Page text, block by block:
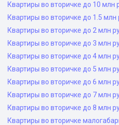
Квартиры во вторичке до 10 млн
Квартиры во вторичке до 1.5 млн
Квартиры во вторичке до 2 млн
Квартиры во вторичке до 3 млн
Квартиры во вторичке до 4 млн
Квартиры во вторичке до 5 млн
Квартиры во вторичке до 6 млн
Квартиры во вторичке до 7 млн
Квартиры во вторичке до 8 млн
Квартиры во вторичке